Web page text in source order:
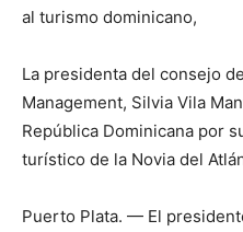
al turismo dominicano,
La presidenta del consejo
Management, Silvia Vila
República Dominicana por
turístico de la Novia del
Puerto Plata. — El